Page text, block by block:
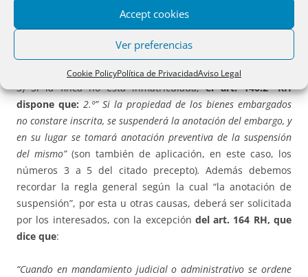
Accept cookies
Ver preferencias
Cookie PolicyPolítica de PrivacidadAviso Legal
existan indicios racionales de que el verdadero titular de los
mismos es el encausado, haciéndolo constar así en el
3) Si la finca no está inmatriculada,el art. 140.2º RH
dispone que: 2.º” Si la propiedad de los bienes embargados
no constare inscrita, se suspenderá la anotación del embargo, y
en su lugar se tomará anotación preventiva de la suspensión
del mismo” (son también de aplicación, en este caso, los
números 3 a 5 del citado precepto).Además debemos
recordar la regla general según la cual “la anotación de
suspensión”, por esta u otras causas, deberá ser solicitada
por los interesados, con la excepción del art. 164 RH, que
dice que:
“Cuando en mandamiento judicial o administrativo se ordene